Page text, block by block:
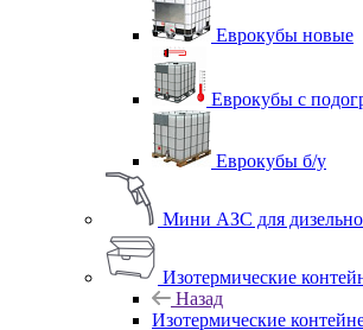
Еврокубы новые
Еврокубы с
Еврокубы б/у
Мини АЗС для
Изотермические
Назад
Изотермические